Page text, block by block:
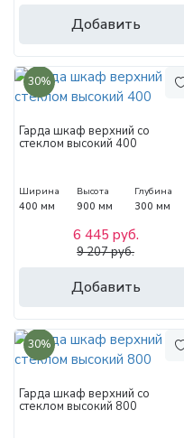
Добавить
30%
Гарда шкаф верхний со
стеклом высокий 400
Ширина
400 мм
Высота
900 мм
Глубина
300 мм
Добавить
6 445 руб.
9 207 руб.
30%
Гарда шкаф верхний со
стеклом высокий 800